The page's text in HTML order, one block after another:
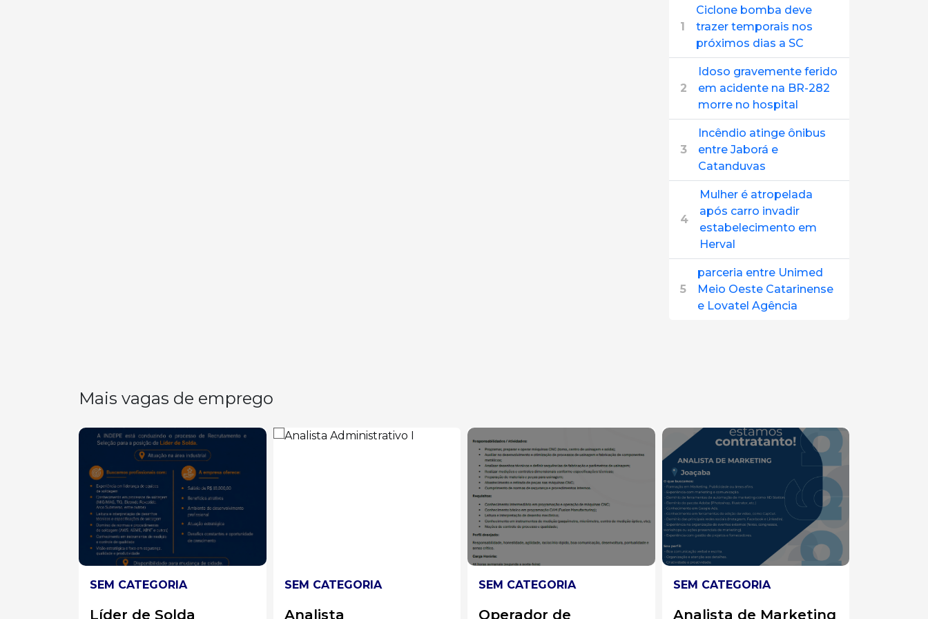
1
Ciclone bomba deve
trazer temporais nos
próximos dias a SC
2
Idoso gravemente ferido
em acidente na BR-282
morre no hospital
3
Incêndio atinge ônibus
entre Jaborá e
Catanduvas
4
Mulher é atropelada
após carro invadir
estabelecimento em
Herval
5
parceria entre Unimed
Meio Oeste Catarinense
e Lovatel Agência
Mais vagas de emprego
SEM CATEGORIA
Analista
SEM CATEGORIA
Operador de
SEM CATEGORIA
Analista de Marketing
SEM CATEGORIA
Auxiliar de Expedição